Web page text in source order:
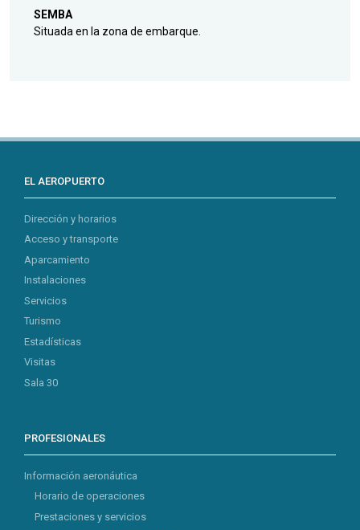
SEMBA
Situada en la zona de embarque.
EL AEROPUERTO
Dirección y horarios
Acceso y transporte
Aparcamiento
Instalaciones
Servicios
Turismo
Estadísticas
Visitas
Sala 30
PROFESIONALES
Información aeronáutica
Horario de operaciones
Prestaciones y servicios